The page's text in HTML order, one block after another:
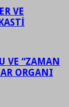
VE
VE “ZAMAN
ORGANI